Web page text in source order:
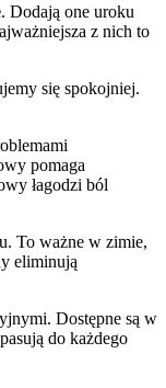
. Dodają one uroku
z nich to
się spokojniej.
pomaga
łagodzi ból
To ważne w zimie,
eliminują
Dostępne są w
do każdego